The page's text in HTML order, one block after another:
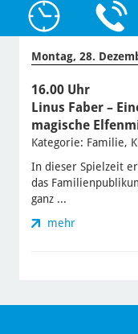
Montag, 28.
16.00 Uhr
Linus Faber –
magische
Kategorie: Familie,
In dieser Spielzeit
das
ganz ...
mehr